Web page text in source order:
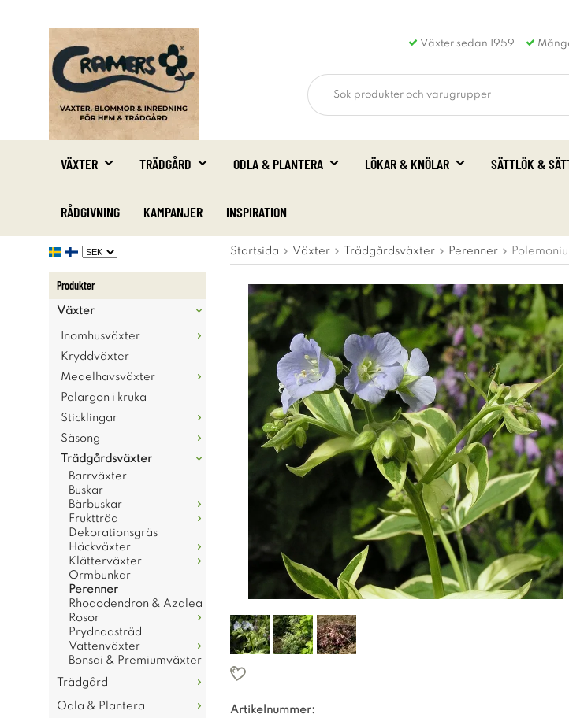
Växter sedan 1959
VÄXTER TRÄDGÅRD ODLA & PLANTERA LÖKAR & KNÖLAR SÄTTLÖK &
RÅDGIVNING KAMPANJER INSPIRATION
Produkter
Växter
Inomhusväxter
Kryddväxter
Medelhavsväxter
Pelargon i kruka
Sticklingar
Säsong
Trädgårdsväxter
Barrväxter
Buskar
Bärbuskar
Fruktträd
Dekorationsgräs
Häckväxter
Klätterväxter
Ormbunkar
Perenner
Rhododendron & Azalea
Rosor
Prydnadsträd
Vattenväxter
Bonsai & Premiumväxter
Trädgård
Odla & Plantera
Startsida Växter Trädgårdsväxter Perenner
Artikelnummer: